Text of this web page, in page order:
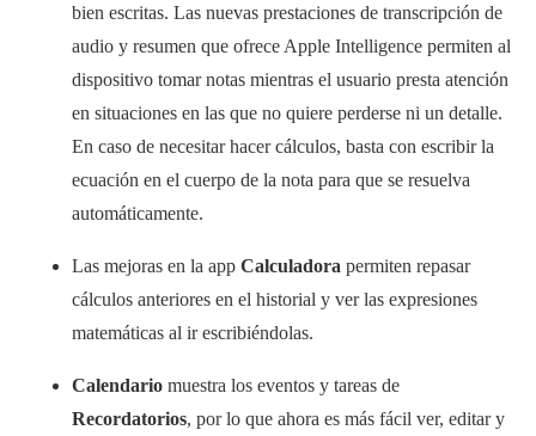
bien escritas. Las nuevas prestaciones de transcripción de
audio y resumen que ofrece Apple Intelligence permiten al
dispositivo tomar notas mientras el usuario presta atención
en situaciones en las que no quiere perderse ni un detalle.
En caso de necesitar hacer cálculos, basta con escribir la
ecuación en el cuerpo de la nota para que se resuelva
automáticamente.
Las mejoras en la app Calculadora permiten repasar
cálculos anteriores en el historial y ver las expresiones
matemáticas al ir escribiéndolas.
Calendario muestra los eventos y tareas de
Recordatorios, por lo que ahora es más fácil ver, editar y